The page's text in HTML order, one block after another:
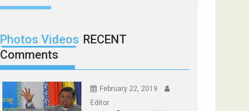
Photos Videos RECENT
Comments
February 22, 2019
Editor